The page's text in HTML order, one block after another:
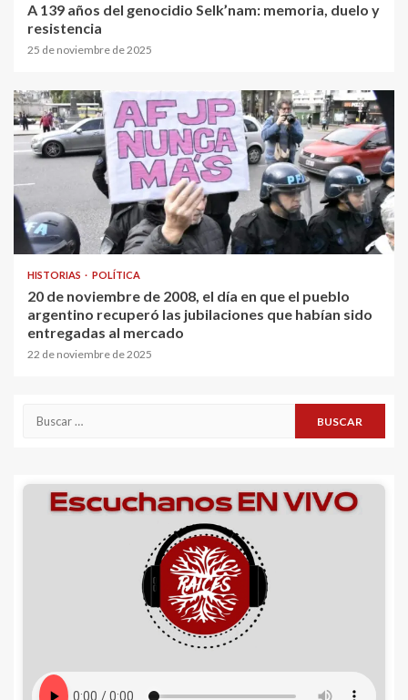
A 139 años del genocidio Selk’nam: memoria, duelo y
resistencia
25 de noviembre de 2025
HISTORIAS POLÍTICA
20 de noviembre de 2008, el día en que el pueblo
argentino recuperó las jubilaciones que habían sido
entregadas al mercado
22 de noviembre de 2025
Buscar: